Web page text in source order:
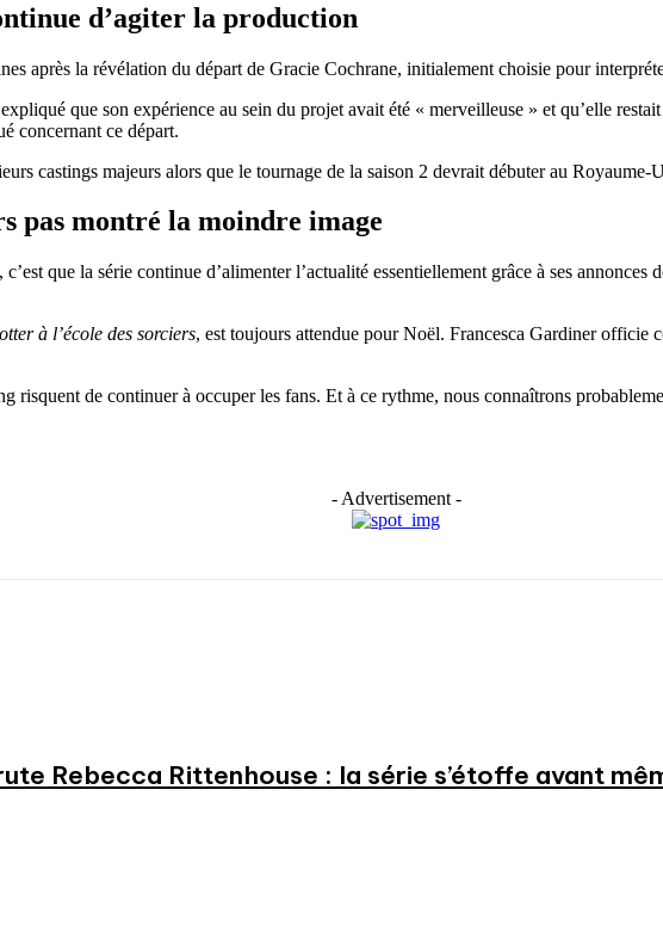
d’agiter la production
après la révélation du départ de Gracie Cochrane, initialement choisie pour
que son expérience au sein du projet avait été « merveilleuse » et qu’elle
concernant ce départ.
castings majeurs alors que le tournage de la saison 2 devrait débuter au Royaume-
pas montré la moindre image
que la série continue d’alimenter l’actualité essentiellement grâce à ses
à l’école des sorciers, est toujours attendue pour Noël. Francesca Gardiner officie
risquent de continuer à occuper les fans. Et à ce rythme, nous connaîtrons
- Advertisement -
Rebecca Rittenhouse : la série s’étoffe avant